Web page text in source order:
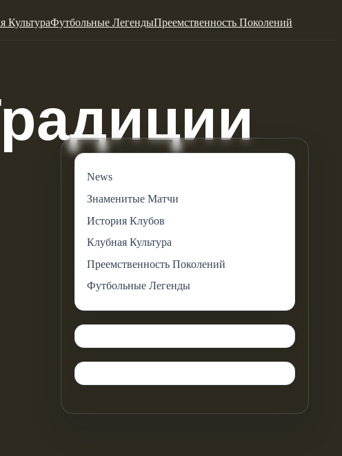
КультураФутбольные ЛегендыПреемственность Поколений
News
Знаменитые Матчи
История Клубов
Клубная Культура
Преемственность Поколений
Футбольные Легенды